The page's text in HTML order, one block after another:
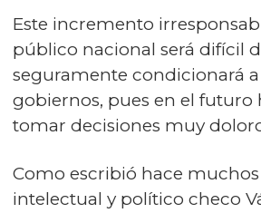
Este incremento
público nacional será difícil
seguramente condicionará
gobiernos, pues en el futuro
tomar decisiones muy
Como escribió hace muchos
intelectual y político checo